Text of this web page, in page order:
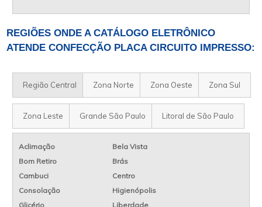
REGIÕES ONDE A CATÁLOGO ELETRÔNICO
ATENDE CONFECÇÃO PLACA CIRCUITO IMPRESSO:
Região Central Zona Norte Zona Oeste Zona Sul
Zona Leste Grande São Paulo Litoral de São Paulo
Aclimação
Bela Vista
Bom Retiro
Brás
Cambuci
Centro
Consolação
Higienópolis
Glicério
Liberdade